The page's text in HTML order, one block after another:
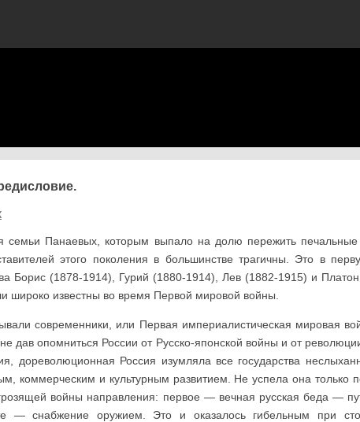
семьи Панаевых, которым выпало на долю пережить
этого поколения в большинстве трагичны. Это в
Борис (1878-1914), Гурий (1880-1914), Лев (1882-1915) и
широко из­вестны во время Первой мировой войны.
со­временники, или Первая империалистическая мировая
дав опомниться России от Русско-японской войны и от
дореволюционная Россия изумляла все государства
коммерче­ским и культурным развитием. Не успела она только
войны направления: первое — вечная русская беда —
— снабжение оружием. Это и оказалось гибель­ным при